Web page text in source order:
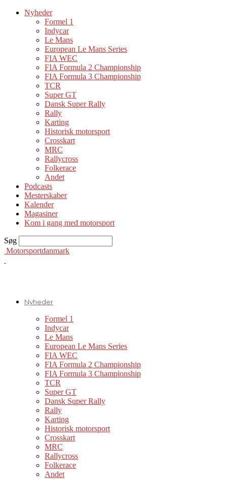
Nyheder
Formel 1
Indycar
Le Mans
European Le Mans Series
FIA WEC
FIA Formula 2 Championship
FIA Formula 3 Championship
TCR
Super GT
Dansk Super Rally
Rally
Karting
Historisk motorsport
Crosskart
MRC
Rallycross
Folkerace
Andet
Podcasts
Mesterskaber
Kalender
Magasiner
Kom i gang med motorsport
Søg
Motorsportdanmark
Nyheder
Formel 1
Indycar
Le Mans
European Le Mans Series
FIA WEC
FIA Formula 2 Championship
FIA Formula 3 Championship
TCR
Super GT
Dansk Super Rally
Rally
Karting
Historisk motorsport
Crosskart
MRC
Rallycross
Folkerace
Andet